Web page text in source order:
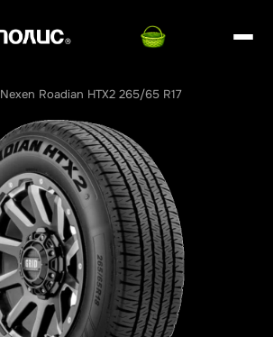
Nexen Roadian HTX2 265/65 R17